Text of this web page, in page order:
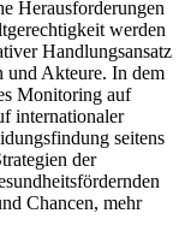
Herausforderungen
werden
Handlungsansatz
und Akteure. In dem
Monitoring auf
internationaler
seitens
der
Chancen, mehr